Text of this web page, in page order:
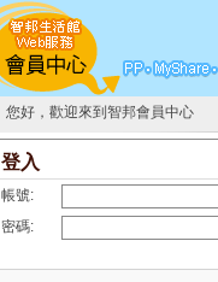
您好，歡迎來到智邦會員中心
登入
帳號:
密碼: